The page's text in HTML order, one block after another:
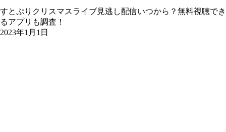
すとぷりクリスマスライブ見逃し配信いつから？無料視聴でき
るアプリも調査！
2023年1月1日